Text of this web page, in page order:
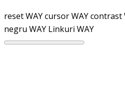
reset WAYcursor WAYcontrast
negru WAY Linkuri WAY